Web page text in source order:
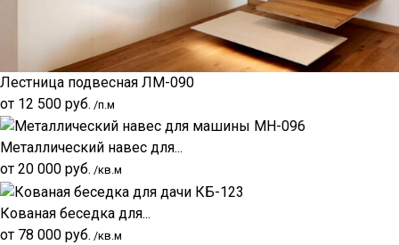
Лестница подвесная ЛМ-090
от 12 500 руб. /п.м
Металлический навес для...
от 20 000 руб. /кв.м
Кованая беседка для...
от 78 000 руб. /кв.м